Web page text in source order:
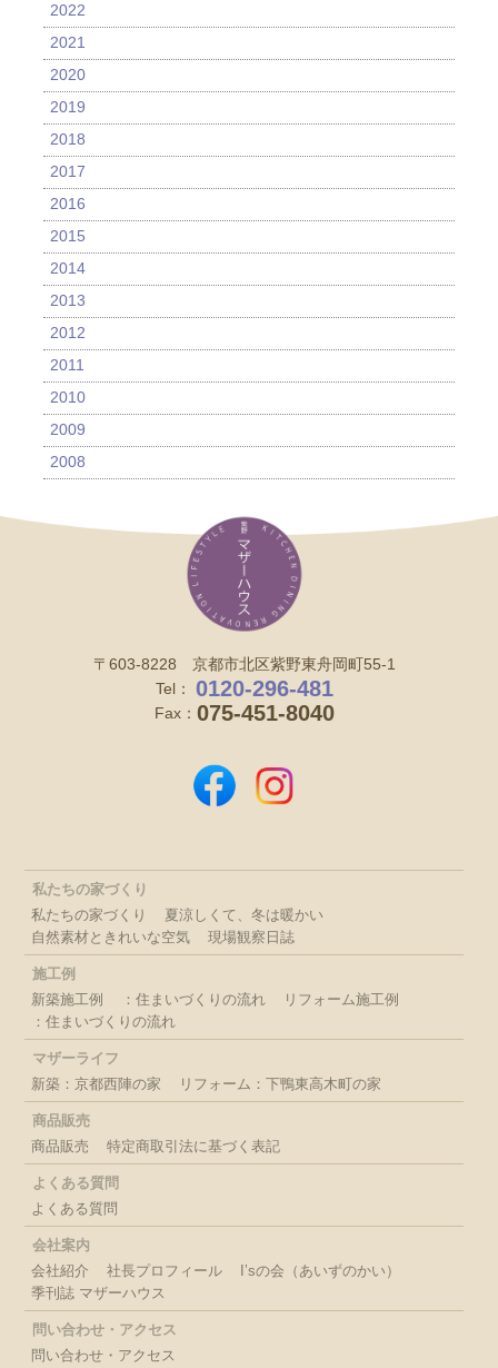
2022
2021
2020
2019
2018
2017
2016
2015
2014
2013
2012
2011
2010
2009
2008
〒603-8228 京都市北区紫野東舟岡町55-1
Tel：
0120-296-481
Fax： 075-451-8040
私たちの家づくり
私たちの家づくり
夏涼しくて、冬は暖かい
自然素材ときれいな空気
現場観察日誌
施工例
新築施工例
：住まいづくりの流れ
リフォーム施工例
：住まいづくりの流れ
マザーライフ
新築：京都西陣の家
リフォーム：下鴨東高木町の家
商品販売
商品販売
特定商取引法に基づく表記
よくある質問
よくある質問
会社案内
会社紹介
社長プロフィール
I’sの会（あいずのかい）
季刊誌 マザーハウス
問い合わせ・アクセス
問い合わせ・アクセス